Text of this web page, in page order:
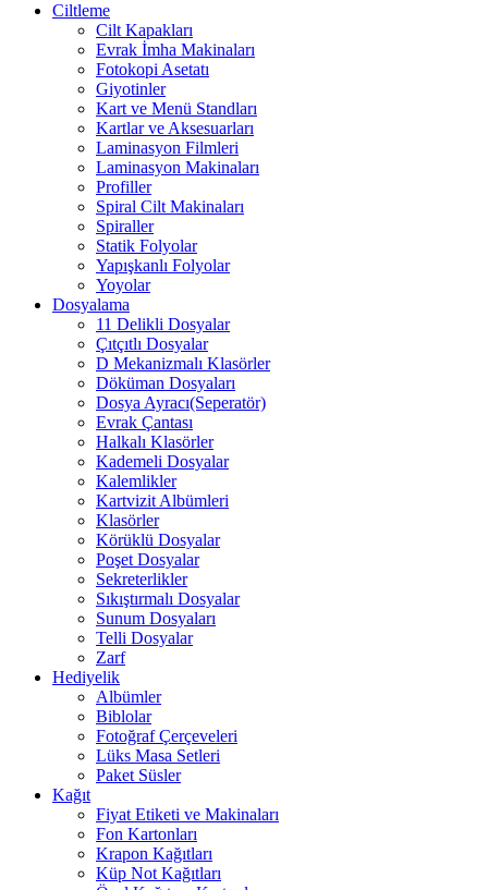
Ciltleme
Cilt Kapakları
Evrak İmha Makinaları
Fotokopi Asetatı
Giyotinler
Kart ve Menü Standları
Kartlar ve Aksesuarları
Laminasyon Filmleri
Laminasyon Makinaları
Profiller
Spiral Cilt Makinaları
Spiraller
Statik Folyolar
Yapışkanlı Folyolar
Yoyolar
Dosyalama
11 Delikli Dosyalar
Çıtçıtlı Dosyalar
D Mekanizmalı Klasörler
Döküman Dosyaları
Dosya Ayracı(Seperatör)
Evrak Çantası
Halkalı Klasörler
Kademeli Dosyalar
Kalemlikler
Kartvizit Albümleri
Klasörler
Körüklü Dosyalar
Poşet Dosyalar
Sekreterlikler
Sıkıştırmalı Dosyalar
Sunum Dosyaları
Telli Dosyalar
Zarf
Hediyelik
Albümler
Biblolar
Fotoğraf Çerçeveleri
Lüks Masa Setleri
Paket Süsler
Kağıt
Fiyat Etiketi ve Makinaları
Fon Kartonları
Krapon Kağıtları
Küp Not Kağıtları